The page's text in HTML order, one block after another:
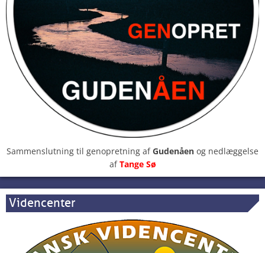
Sammenslutning til genopretning afGudenåen og nedlæggelse
afTange Sø
Videncenter